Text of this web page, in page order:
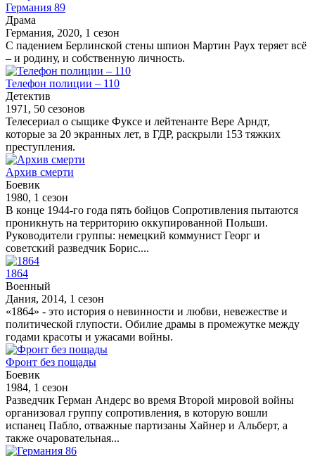
Германия 89
Драма
Германия, 2020, 1 сезон
С падением Берлинской стены шпион Мартин Раух теряет всё
– и родину, и собственную личность.
Телефон полиции – 110
Детектив
1971, 50 сезонов
Телесериал о сыщике Фуксе и лейтенанте Вере Арндт,
которые за 20 экранных лет, в ГДР, раскрыли 153 тяжких
преступления.
Архив смерти
Боевик
1980, 1 сезон
В конце 1944-го года пять бойцов Сопротивления пытаются
проникнуть на территорию оккупированной Польши.
Руководители группы: немецкий коммунист Георг и
советский разведчик Борис....
1864
Военный
Дания, 2014, 1 сезон
«1864» - это история о невинности и любви, невежестве и
политической глупости. Обилие драмы в промежутке между
годами красоты и ужасами войны.
Фронт без пощады
Боевик
1984, 1 сезон
Разведчик Герман Андерс во время Второй мировой войны
организовал группу сопротивления, в которую вошли
испанец Пабло, отважные партизаны Хайнер и Альберт, а
также очаровательная...